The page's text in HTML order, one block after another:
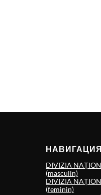
НАВИГАЦИЯ
DIVIZIA
(masculin)
DIVIZIA
(feminin)